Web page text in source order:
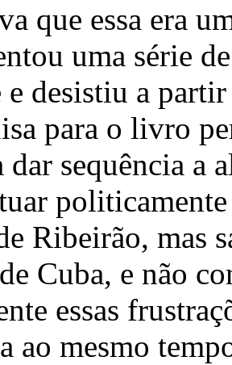
que essa era
uma série
e desistiu a
para o livro
dar sequência a
Ribeirão, mas
Cuba, e não
essas
ao mesmo